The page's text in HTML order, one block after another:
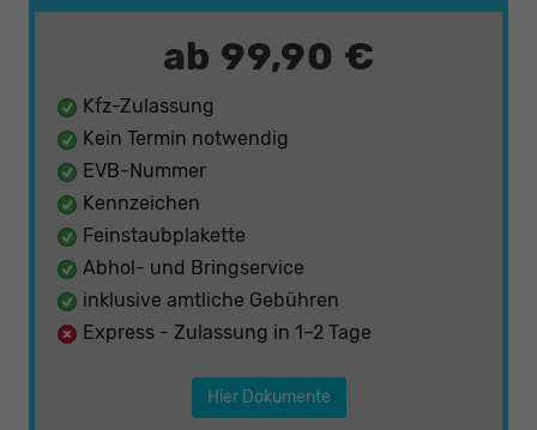
ab 99,90 €
Kfz-Zulassung
Kein Termin notwendig
EVB-Nummer
Kennzeichen
Feinstaubplakette
Abhol- und Bringservice
inklusive amtliche Gebühren
Express - Zulassung in 1–2 Tage
Hier Dokumente